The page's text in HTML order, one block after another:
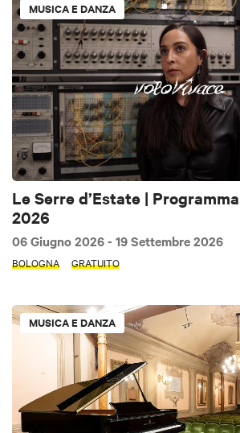
MUSICA E DANZA
Le Serre d’Estate |
2026
06 Giugno 2026- 19 Settembre 2026
BOLOGNA GRATUITO
MUSICA E DANZA